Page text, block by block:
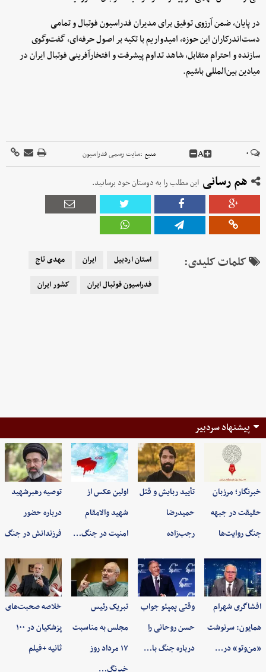
در پایان، ضمن آرزوی توفیق برای مدیران فدراسیون فوتبال و تمامی
دست‌اندرکاران این حوزه، امیدواریم با تکیه بر اصول حرفه‌ای، گفت‌وگوی
سازنده و احترام متقابل، شاهد تداوم پیشرفت و افتخارآفرینی فوتبال ایران در
میادین بین‌المللی باشیم.
۰ A منبع :سایت رسمی فدراسیون
هم رسانی این مطلب را به دوستان خود برسانید.
کلمات کلیدی: استان اردبیل ایران
مهدی تاج
فدراسیون فوتبال ایران
کشور ایران
پیشنهاد سردبیر
خبرنگار؛ مرزبان
حقیقت در جبهه
جنگ روایت‌ها
تأیید ربایش و قتل
حمیدرضا
رجب‌زاده
اولین عکس از
شهید والامقام
امنیت در جنگ…
توصیه رهبرشهید
درباره حضور
فرزندانش در جنگ
افشاگری شهرام
همایون: سرنوشت
«من‌وتو» در…
وقتی پمپئو جواب
حسن روحانی را
درباره جنگ با…
تبریک رئیس
مجلس به مناسبت
۱۷ مرداد روز
خبرنگ…
خلاصه صحبت‌های
پزشکیان در ۱۰۰
ثانیه +فیلم